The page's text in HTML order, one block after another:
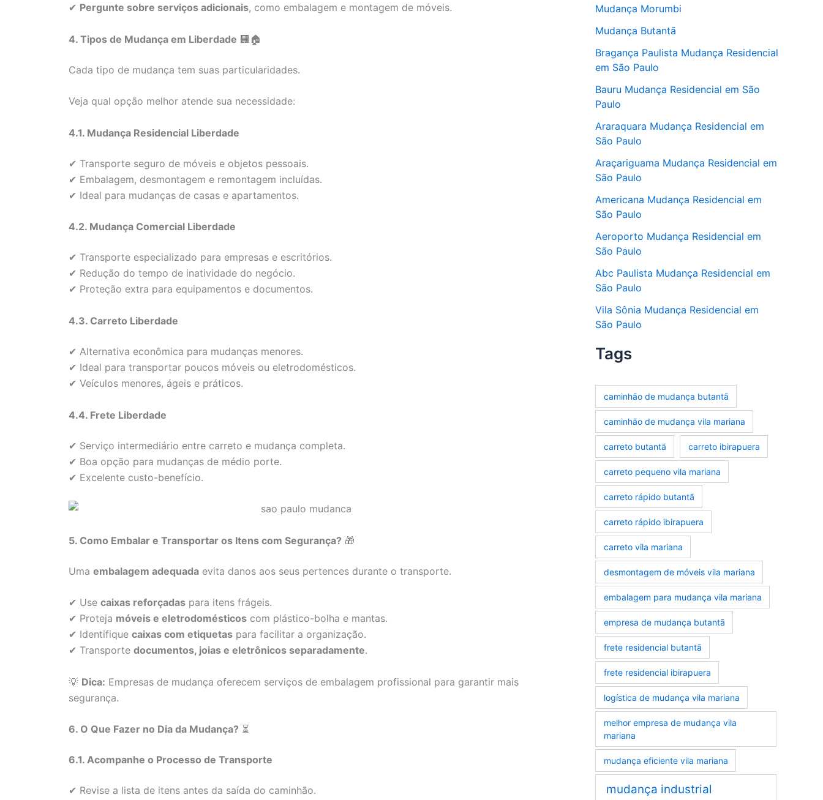
✔ Pergunte sobre serviços adicionais, como embalagem e montagem de móveis.
4. Tipos de Mudança em Liberdade 🏢🏠
Cada tipo de mudança tem suas particularidades.
Veja qual opção melhor atende sua necessidade:
4.1. Mudança Residencial Liberdade
✔ Transporte seguro de móveis e objetos pessoais.
✔ Embalagem, desmontagem e remontagem incluídas.
✔ Ideal para mudanças de casas e apartamentos.
4.2. Mudança Comercial Liberdade
✔ Transporte especializado para empresas e escritórios.
✔ Redução do tempo de inatividade do negócio.
✔ Proteção extra para equipamentos e documentos.
4.3. Carreto Liberdade
✔ Alternativa econômica para mudanças menores.
✔ Ideal para transportar poucos móveis ou eletrodomésticos.
✔ Veículos menores, ágeis e práticos.
4.4. Frete Liberdade
✔ Serviço intermediário entre carreto e mudança completa.
✔ Boa opção para mudanças de médio porte.
✔ Excelente custo-benefício.
5. Como Embalar e Transportar os Itens com Segurança? 🎁
Uma embalagem adequada evita danos aos seus pertences durante o transporte.
✔ Use caixas reforçadas para itens frágeis.
✔ Proteja móveis e eletrodomésticos com plástico-bolha e mantas.
✔ Identifique caixas com etiquetas para facilitar a organização.
✔ Transporte documentos, joias e eletrônicos separadamente.
💡 Dica: Empresas de mudança oferecem serviços de embalagem profissional para garantir mais
segurança.
6. O Que Fazer no Dia da Mudança? ⏳
6.1. Acompanhe o Processo de Transporte
✔ Revise a lista de itens antes da saída do caminhão.
Mudança Morumbi
Mudança Butantã
Bragança Paulista Mudança Residencial
em São Paulo
Bauru Mudança Residencial em São
Paulo
Araraquara Mudança Residencial em
São Paulo
Araçariguama Mudança Residencial em
São Paulo
Americana Mudança Residencial em
São Paulo
Aeroporto Mudança Residencial em
São Paulo
Abc Paulista Mudança Residencial em
São Paulo
Vila Sônia Mudança Residencial em
São Paulo
Tags
caminhão de mudança butantã
caminhão de mudança vila mariana
carreto butantã carreto ibirapuera
carreto pequeno vila mariana
carreto rápido butantã
carreto rápido ibirapuera
carreto vila mariana
desmontagem de móveis vila mariana
embalagem para mudança vila mariana
empresa de mudança butantã
frete residencial butantã
frete residencial ibirapuera
logística de mudança vila mariana
melhor empresa de mudança vila
mariana
mudança eficiente vila mariana
mudança industrial